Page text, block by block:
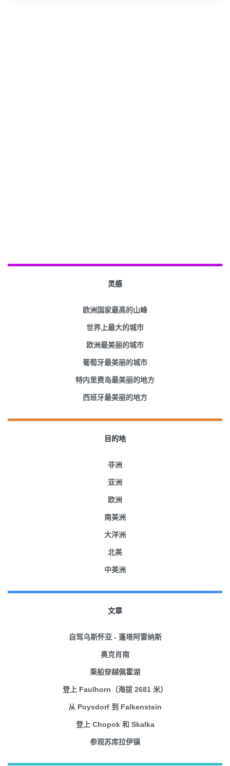
灵感
欧洲国家最高的山峰
世界上最大的城市
欧洲最美丽的城市
葡萄牙最美丽的城市
特内里费岛最美丽的地方
西班牙最美丽的地方
目的地
非洲
亚洲
欧洲
南美洲
大洋洲
北美
中美洲
文章
自驾乌斯怀亚 - 蓬塔阿雷纳斯
奥克肖南
乘船穿越佩霍湖
登上 Faulhorn（海拔 2681 米）
从 Poysdorf 到 Falkenstein
登上 Chopok 和 Skalka
参观苏库拉伊镇